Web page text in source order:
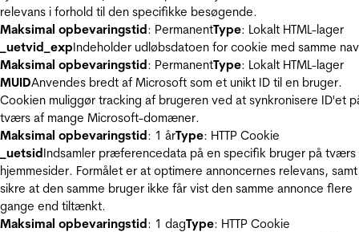
relevans i forhold til den specifikke besøgende.
Maksimal opbevaringstid: PermanentType: Lokalt HTML-lager
_uetvid_expIndeholder udløbsdatoen for cookie med samme
Maksimal opbevaringstid: PermanentType: Lokalt HTML-lager
MUIDAnvendes bredt af Microsoft som et unikt ID til en bruger.
Cookien muliggør tracking af brugeren ved at synkronisere ID'et
tværs af mange Microsoft-domæner.
Maksimal opbevaringstid: 1 årType: HTTP Cookie
_uetsidIndsamler præferencedata på en specifik bruger på tværs
hjemmesider. Formålet er at optimere annoncernes relevans, samt
sikre at den samme bruger ikke får vist den samme annonce flere
gange end tiltænkt.
Maksimal opbevaringstid: 1 dagType: HTTP Cookie